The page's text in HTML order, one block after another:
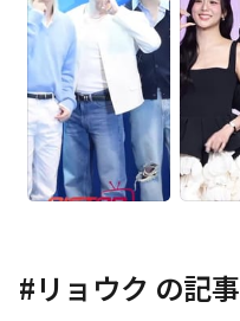
#リョウク の記事